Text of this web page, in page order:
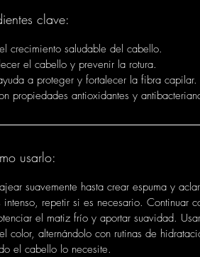
clave:
crecimiento saludable del cabello.
el cabello y prevenir la rotura.
a proteger y fortalecer la fibra capilar.
propiedades antioxidantes y
usarlo:
suavemente hasta crear espuma y
repetir si es necesario. Continuar
el matiz frío y aportar suavidad.
color, alternándolo con rutinas de
el cabello lo necesite.